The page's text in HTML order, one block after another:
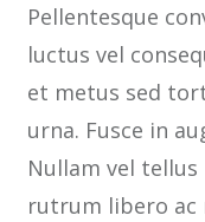
Pellentesque
luctus vel
et metus sed
urna. Fusce in
Nullam vel
rutrum libero ac